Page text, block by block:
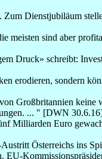
Dienstjubiläum
meisten sind aber
Druck» schreibt:
erodieren, sondern
Großbritannien
... " [DWN
Milliarden Euro
Österreichs ins